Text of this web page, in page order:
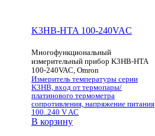
K3HB-HTA 100-240VAC
Многофункциональный
измерительный прибор K3HB-HTA
100-240VAC, Omron
Измеритель температуры серии
K3HB, вход от термопары/
платинового термометра
сопротивления, напряжение питания
100..240 V AC
В корзину